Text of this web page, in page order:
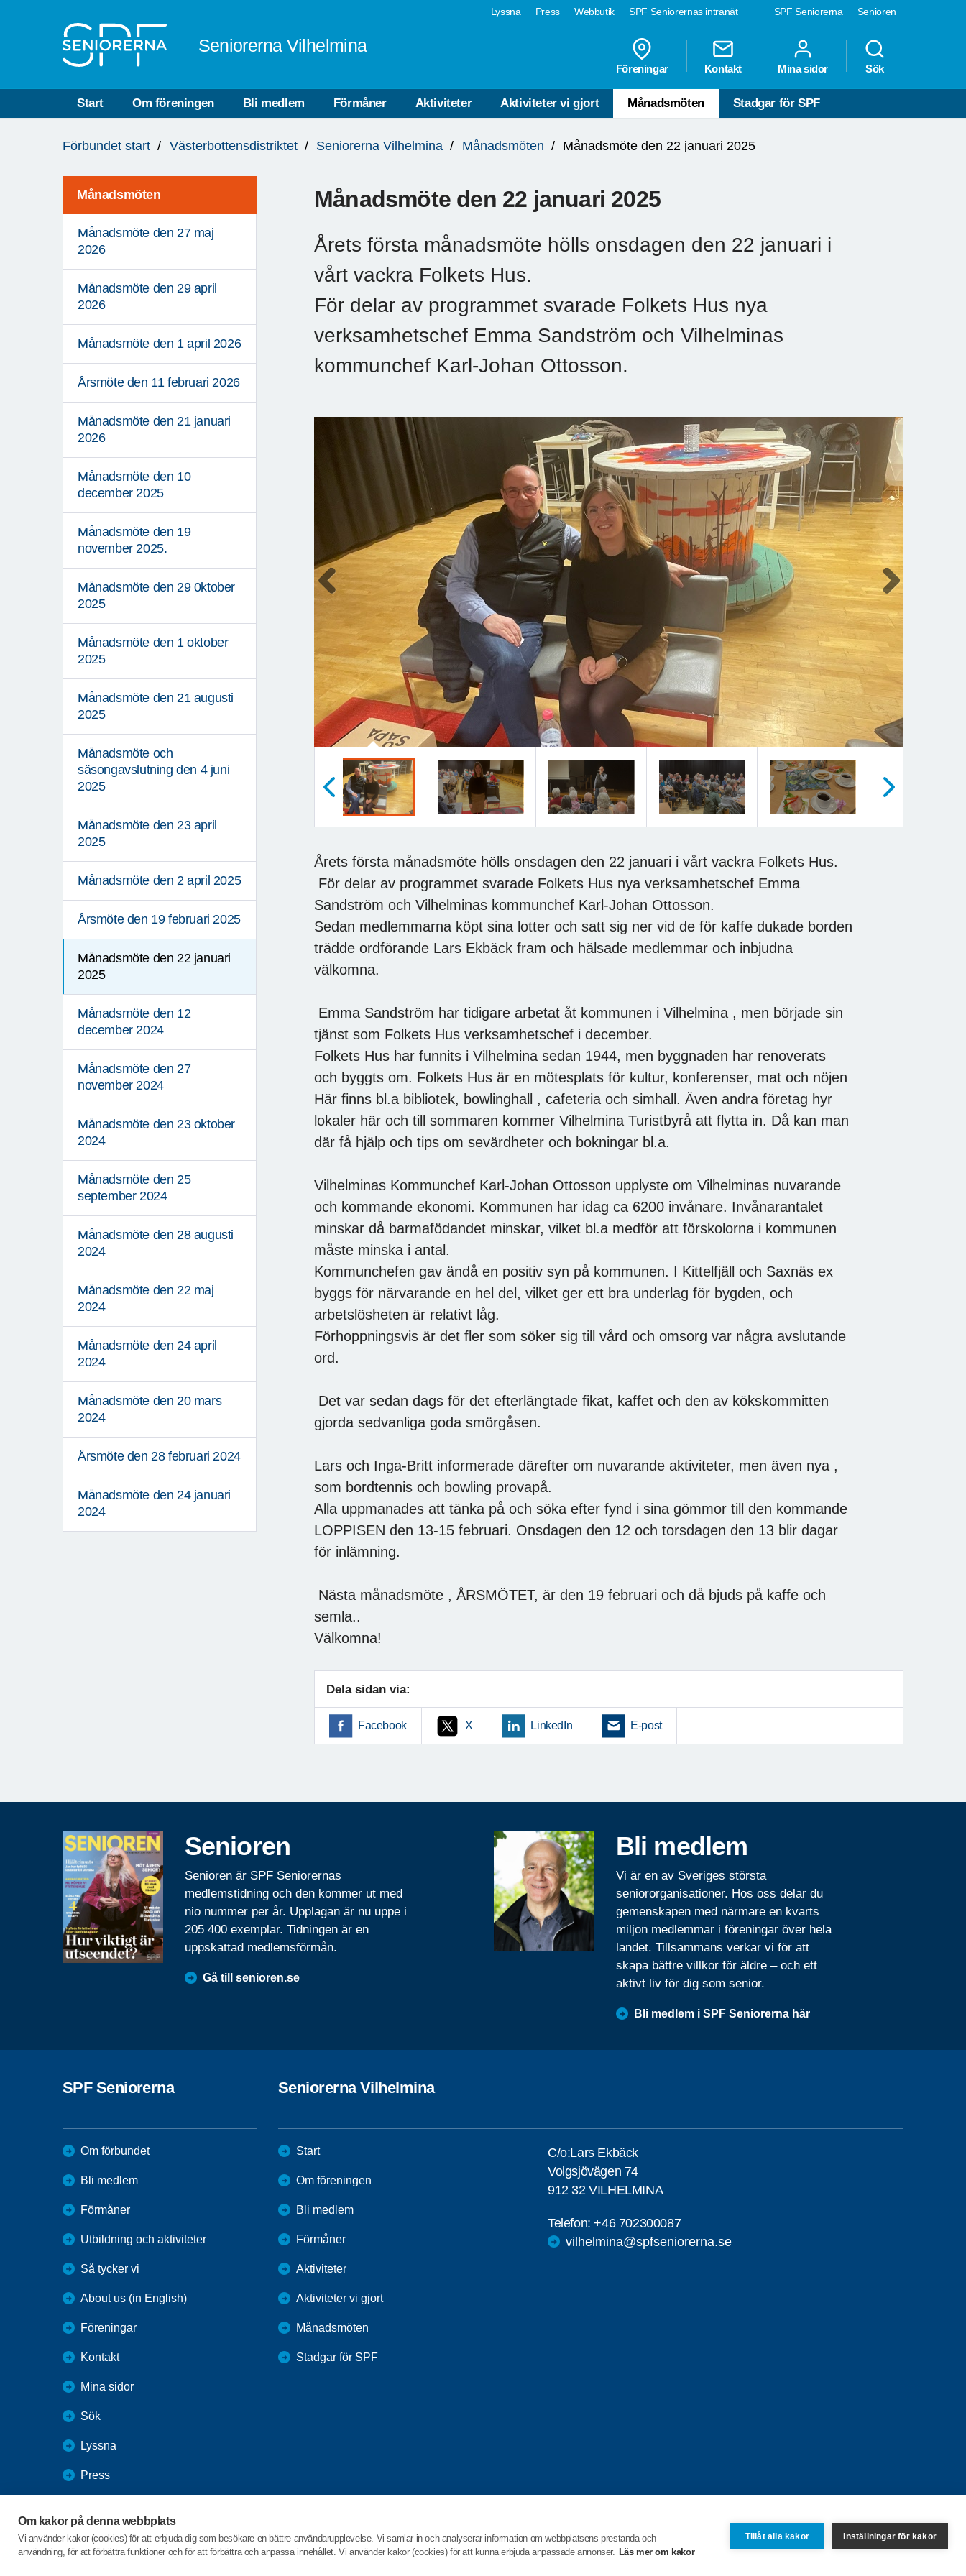
Om kakor på denna webbplats
Vi använder kakor (cookies) för att erbjuda dig som besökare en bättre användarupplevelse. Vi samlar in och analyserar information om webbplatsens prestanda och
användning, för att förbättra funktioner och för att förbättra och anpassa innehållet. Vi använder kakor (cookies) för att kunna erbjuda anpassade annonser. Läs mer om kakor
Tillåt alla kakor Inställningar för kakor
SPF Seniorerna Senioren
Lyssna Press Webbutik SPF Seniorernas intranät
Seniorerna Vilhelmina
Föreningar Kontakt Mina sidor Sök
Start Om föreningen Bli medlem Förmåner Aktiviteter Aktiviteter vi gjort Månadsmöten Stadgar för SPF
är
Förbundet start Västerbottensdistriktet Seniorerna Vilhelmina Månadsmöten Månadsmöte den 22 januari 2025
Månadsmöten
Månadsmöte den 27 maj
2026
Månadsmöte den 29 april
2026
Månadsmöte den 1 april 2026
Årsmöte den 11 februari 2026
Månadsmöte den 21 januari
2026
Månadsmöte den 10
december 2025
Månadsmöte den 19
november 2025.
Månadsmöte den 29 0ktober
2025
Månadsmöte den 1 oktober
2025
Månadsmöte den 21 augusti
2025
Månadsmöte och
säsongavslutning den 4 juni
2025
Månadsmöte den 23 april
2025
Månadsmöte den 2 april 2025
Årsmöte den 19 februari 2025
Månadsmöte den 22 januari
2025
Månadsmöte den 12
december 2024
Månadsmöte den 27
november 2024
Månadsmöte den 23 oktober
2024
Månadsmöte den 25
september 2024
Månadsmöte den 28 augusti
2024
Månadsmöte den 22 maj
2024
Månadsmöte den 24 april
2024
Månadsmöte den 20 mars
2024
Årsmöte den 28 februari 2024
Månadsmöte den 24 januari
2024
Månadsmöte den 22 januari 2025
Årets första månadsmöte hölls onsdagen den 22 januari i
vårt vackra Folkets Hus.
För delar av programmet svarade Folkets Hus nya
verksamhetschef Emma Sandström och Vilhelminas
kommunchef Karl-Johan Ottosson.
Previous Next
Årets första månadsmöte hölls onsdagen den 22 januari i vårt vackra Folkets Hus.
För delar av programmet svarade Folkets Hus nya verksamhetschef Emma
Sandström och Vilhelminas kommunchef Karl-Johan Ottosson.
Sedan medlemmarna köpt sina lotter och satt sig ner vid de för kaffe dukade borden
trädde ordförande Lars Ekbäck fram och hälsade medlemmar och inbjudna
välkomna.
Emma Sandström har tidigare arbetat åt kommunen i Vilhelmina , men började sin
tjänst som Folkets Hus verksamhetschef i december.
Folkets Hus har funnits i Vilhelmina sedan 1944, men byggnaden har renoverats
och byggts om. Folkets Hus är en mötesplats för kultur, konferenser, mat och nöjen
Här finns bl.a bibliotek, bowlinghall , cafeteria och simhall. Även andra företag hyr
lokaler här och till sommaren kommer Vilhelmina Turistbyrå att flytta in. Då kan man
där få hjälp och tips om sevärdheter och bokningar bl.a.
Vilhelminas Kommunchef Karl-Johan Ottosson upplyste om Vilhelminas nuvarande
och kommande ekonomi. Kommunen har idag ca 6200 invånare. Invånarantalet
minskar då barmafödandet minskar, vilket bl.a medför att förskolorna i kommunen
måste minska i antal.
Kommunchefen gav ändå en positiv syn på kommunen. I Kittelfjäll och Saxnäs ex
byggs för närvarande en hel del, vilket ger ett bra underlag för bygden, och
arbetslösheten är relativt låg.
Förhoppningsvis är det fler som söker sig till vård och omsorg var några avslutande
ord.
Det var sedan dags för det efterlängtade fikat, kaffet och den av kökskommitten
gjorda sedvanliga goda smörgåsen.
Lars och Inga-Britt informerade därefter om nuvarande aktiviteter, men även nya ,
som bordtennis och bowling provapå.
Alla uppmanades att tänka på och söka efter fynd i sina gömmor till den kommande
LOPPISEN den 13-15 februari. Onsdagen den 12 och torsdagen den 13 blir dagar
för inlämning.
Nästa månadsmöte , ÅRSMÖTET, är den 19 februari och då bjuds på kaffe och
semla..
Välkomna!
Dela sidan via:
Facebook X LinkedIn E-post
Senioren
Senioren är SPF Seniorernas
medlemstidning och den kommer ut med
nio nummer per år. Upplagan är nu uppe i
205 400 exemplar. Tidningen är en
uppskattad medlemsförmån.
Gå till senioren.se
Bli medlem
Vi är en av Sveriges största
seniororganisationer. Hos oss delar du
gemenskapen med närmare en kvarts
miljon medlemmar i föreningar över hela
landet. Tillsammans verkar vi för att
skapa bättre villkor för äldre – och ett
aktivt liv för dig som senior.
Bli medlem i SPF Seniorerna här
SPF Seniorerna
Om förbundet
Bli medlem
Förmåner
Utbildning och aktiviteter
Så tycker vi
About us (in English)
Föreningar
Kontakt
Mina sidor
Sök
Lyssna
Press
SPF Seniorernas intranät
Seniorerna Vilhelmina
Start
Om föreningen
Bli medlem
Förmåner
Aktiviteter
Aktiviteter vi gjort
Månadsmöten
Stadgar för SPF
C/o:Lars Ekbäck
Volgsjövägen 74
912 32 VILHELMINA
Telefon:+46 702300087
vilhelmina@spfseniorerna.se